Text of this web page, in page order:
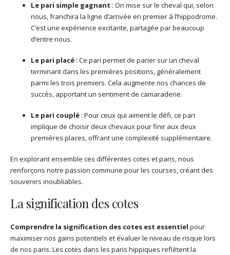
Le pari simple gagnant : On mise sur le cheval qui, selon
nous, franchira la ligne d’arrivée en premier à l’hippodrome.
C’est une expérience excitante, partagée par beaucoup
d’entre nous.
Le pari placé : Ce pari permet de parier sur un cheval
terminant dans les premières positions, généralement
parmi les trois premiers. Cela augmente nos chances de
succès, apportant un sentiment de camaraderie.
Le pari couplé : Pour ceux qui aiment le défi, ce pari
implique de choisir deux chevaux pour finir aux deux
premières places, offrant une complexité supplémentaire.
En explorant ensemble ces différentes cotes et paris, nous
renforçons notre passion commune pour les courses, créant des
souvenirs inoubliables.
La signification des cotes
Comprendre la signification des cotes est essentiel pour
maximiser nos gains potentiels et évaluer le niveau de risque lors
de nos paris. Les cotes dans les paris hippiques reflètent la